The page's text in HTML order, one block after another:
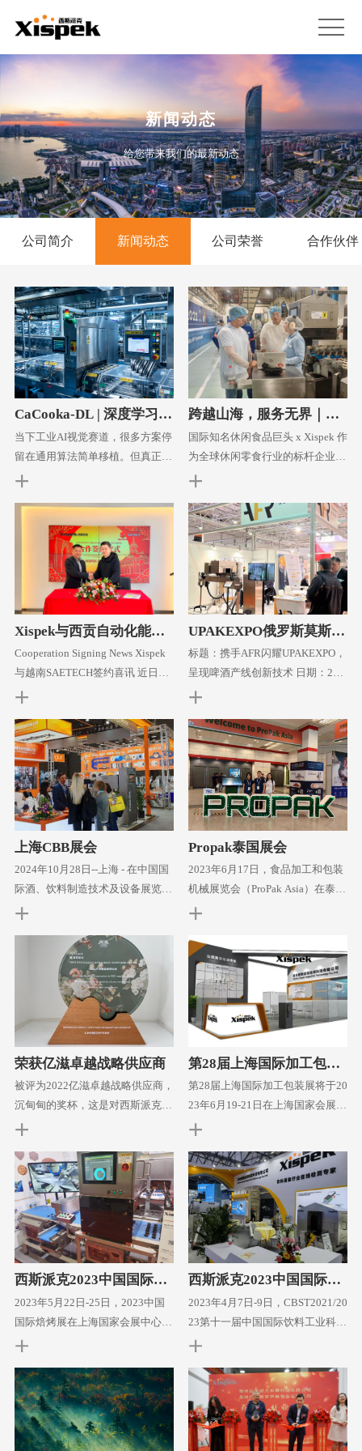
新闻动态
给您带来我们的最新动态
公司简介 新闻动态 公司荣誉 合作伙伴
CaCooka-DL | 深度学习AI
检测赋能高品质饼干智造
当下工业AI视觉赛道，很多方案停
留在通用算法简单移植。但真正能
扎根产线、持续稳定运行的深度学
参数的“套壳工程”。Xispek坚持：
工业深度学习检测的核心，是搭建
一套适配实体工厂、从数据沉淀到
量产落地的完整闭环体系。 近
日，这套自研AI检测方案成功落地
某头部饼干生产企业，以真实产线
结果印证技术价值。
跨越山海，服务无界｜Xis
pek远赴巴西开展设备升级
与技术培训服务
国际知名休闲食品巨头 x Xispek 作
为全球休闲零食行业的标杆企业，
该企业业务遍布全球150多个国家
坐拥众多家喻户晓的经典零食品
牌。各类香甜酥脆的饼干零食承载
着童真与美好，将继续陪伴无数孩
子度过欢乐的童年时光。该企业凭
借优质、童趣满满的产品，成为老
少皆宜的国民零食品牌，也始终以
高品质
Xispek与西贡自动化能源S
AETECH成功签约 共拓越
南饮料产线智能化升级新
Cooperation Signing News Xispek
与越南SAETECH签约喜讯 近日，
苏州西斯派克检测有限公司与越南
CH）正式达成战略合作签约。依
托双方在全球领先视觉检测技术和
越南饮料自动化服务的优势互补，
本次合作将为越南及东南亚饮料行
业带来更智能、更
UPAKEXPO俄罗斯莫斯科
展会
标题：携手AFR闪耀UPAKEXPO，
呈现啤酒产线创新技术 日期：202
5年1月21日 地点：俄罗斯莫斯科
相于盛大的UPAKEXPO展会。在展
会上，我们隆重推出了两款革命性
的啤酒产线设备：空瓶验瓶机（E
BI-Purita）和满瓶检测机（FBI-Pro
mita）。这些设备的展示不仅提升
了啤酒产线的质量和效率，也进一
步巩固了我们在国际市场的领导地
上海CBB展会
2024年10月28日--上海 - 在中国国
际酒、饮料制造技术及设备展览会
（CBB）上，展出了一系列创新的
机（EBI）、满瓶检测一体机（FB
I），以及针对易拉罐产线的空
罐、满瓶和喷码检测设备。 这些
设备采用了先进的视觉检测技术，
能够快速准确地识别出瓶子和易拉
罐的缺陷，确保产品质量。满瓶检
测一体机（FBI）集成了多种检测
功能，为饮料生产商提供了一站式
的质量控制解决方
Propak泰国展会
2023年6月17日，食品加工和包装
机械展览会（ProPak Asia）在泰国
曼谷圆满落幕。在此，Xispek衷心
贡献的员工，感谢莅临我们展位的
客户和合作伙伴，感谢一路有你
们。 Xispek 致力于为饮料和啤酒
灌装、食品包装和工业自动化行业
提供高效稳定的在线检测系统以及
成了先进的图像和传感器技术，并
将其与软件和自动控制相结合，实
现了
荣获亿滋卓越战略供应商
被评为2022亿滋卓越战略供应商，
沉甸甸的奖杯，这是对西斯派克六
年努力的最好回报。满满的议题，
熄灯工厂，人工智能，研发创新，
中国智造走向全世界，任重而道
远。
第28届上海国际加工包装
展
第28届上海国际加工包装展将于20
23年6月19-21日在上海国家会展中
心举行，并与第22届上海国际食品
海国际食品加工与包装机械展览会
联展”从包装机械、食品加工、液
体加工、称重及计量设备、印刷标
签科技、包装材料与制品、智能装
备，到电商物流包装、物料配送和
仓储等，展会将为食品、饮料、乳
品、日化、快消品、制药、健康等
行业提供一站式加工及包装解决方
案。联合同期举办的健康原
西斯派克2023中国国际焙
烤展
2023年5月22日-25日，2023中国
国际焙烤展在上海国家会展中心隆
重举行，展会共吸引来自全球四十
秀供应商前来参展与数十万名国内
外烘焙食品领域的专业买家亲临现
场参观采购。西斯派克作为参展商
参加此次展会，为客户提供高效稳
西斯派克2023中国国际饮
料工业科技展
2023年4月7日-9日，CBST2021/20
23第十一届中国国际饮料工业科技
展在上海新国际博览中心隆重举
业全产业链，展品范围涵盖了饮料
行业全产业链的所有环节。西斯派
克作为参展商参加此次展会。西斯
派克致力于为饮料酒水灌装行业提